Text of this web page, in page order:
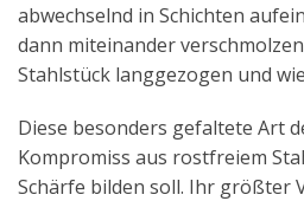
abwechselnd in Schichten
dann miteinander
Stahlstück langgezogen und
Diese besonders gefaltete Art
Kompromiss aus rostfreiem
Schärfe bilden soll. Ihr größter